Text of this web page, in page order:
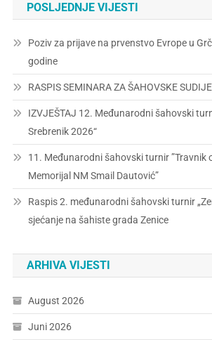
POSLJEDNJE VIJESTI
Poziv za prijave na prvenstvo Evrope u
godine
RASPIS SEMINARA ZA ŠAHOVSKE SUDIJE
IZVJEŠTAJ 12. Međunarodni šahovski
Srebrenik 2026“
11. Međunarodni šahovski turnir ”Travnik
Memorijal NM Smail Dautović”
Raspis 2. međunarodni šahovski turnir
sjećanje na šahiste grada Zenice
ARHIVA VIJESTI
August 2026
Juni 2026